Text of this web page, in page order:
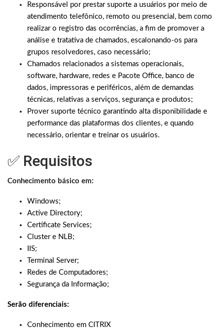
Responsável por prestar suporte a usuários por meio de
atendimento telefônico, remoto ou presencial, bem como
realizar o registro das ocorrências, a fim de promover a
análise e tratativa de chamados, escalonando-os para
grupos resolvedores, caso necessário;
Chamados relacionados a sistemas operacionais,
software, hardware, redes e Pacote Office, banco de
dados, impressoras e periféricos, além de demandas
técnicas, relativas a serviços, segurança e produtos;
Prover suporte técnico garantindo alta disponibilidade e
performance das plataformas dos clientes, e quando
necessário, orientar e treinar os usuários.
✅ Requisitos
Conhecimento básico em:
Windows;
Active Directory;
Certificate Services;
Cluster e NLB;
IIS;
Terminal Server;
Redes de Computadores;
Segurança da Informação;
Serão diferenciais:
Conhecimento em CITRIX